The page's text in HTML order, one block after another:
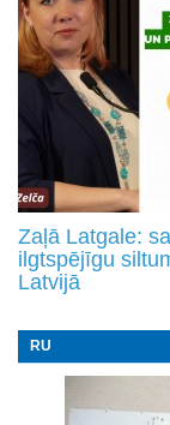
Zaļā Latgale:
ilgtspējīgu
Latvijā
RU